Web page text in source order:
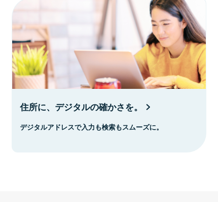
住所に、デジタルの確かさを。
デジタルアドレスで入力も検索もスムーズに。